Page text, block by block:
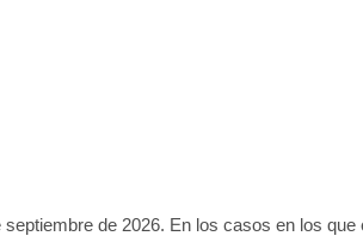
de 2026. En los casos en los